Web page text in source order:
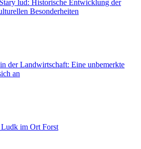
lud: Historische Entwicklung der
Besonderheiten
der Landwirtschaft: Eine unbemerkte
an
im Ort Forst